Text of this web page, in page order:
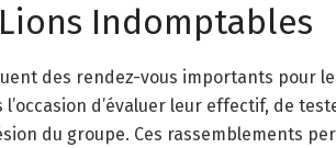
Indomptables
des rendez-vous importants pour
d’évaluer leur effectif, de
du groupe. Ces rassemblements